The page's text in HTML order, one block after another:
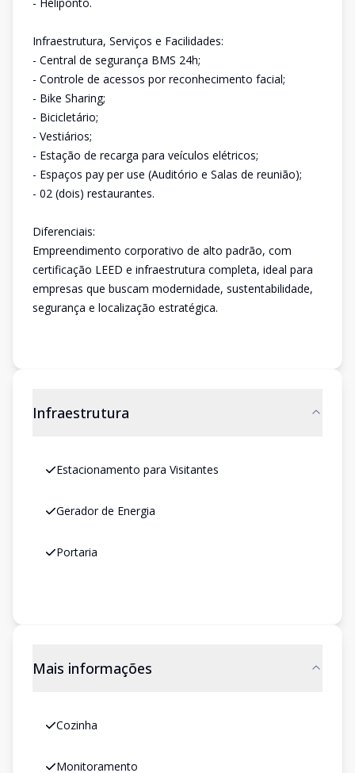
Infraestrutura, Serviços e Facilidades:
- Central de segurança BMS 24h;
- Controle de acessos por reconhecimento facial;
- Bike Sharing;
- Bicicletário;
- Vestiários;
- Estação de recarga para veículos elétricos;
- Espaços pay per use (Auditório e Salas de reunião);
- 02 (dois) restaurantes.
Diferenciais:
Empreendimento corporativo de alto padrão, com
certificação LEED e infraestrutura completa, ideal para
empresas que buscam modernidade, sustentabilidade,
segurança e localização estratégica.
Infraestrutura
Estacionamento para Visitantes
Gerador de Energia
Portaria
Mais informações
Cozinha
Monitoramento